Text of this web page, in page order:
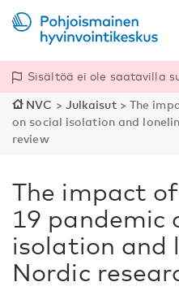
Sisältöä ei ole saatavilla
NVC > Julkaisut> The
on social isolation and
review
The impact
19 pandemic
isolation and
Nordic